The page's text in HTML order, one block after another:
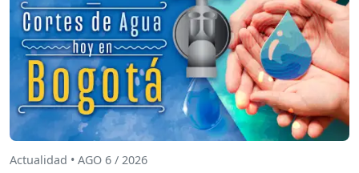
Actualidad • AGO 6 / 2026